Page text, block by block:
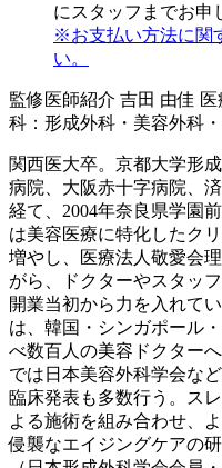
にスタッフまでお申
※お支払い方法に関
い。
監修医師紹介 吉田 由佳
科：形成外科・美容外科
関西医大卒。京都大学形
病院、大阪赤十字病院、
経て、2004年奈良県学園
は美容医療に特化したク
増やし、医療法人敬愛会
がら、ドクターやスタッ
開業当初から力を入れて
は、韓国・シンガポール
べ数百人の美容ドクター
では日本美容外科学会な
臨床発表も多数行う。ス
よる施術を組み合わせ、
侵襲なエイジングケアの